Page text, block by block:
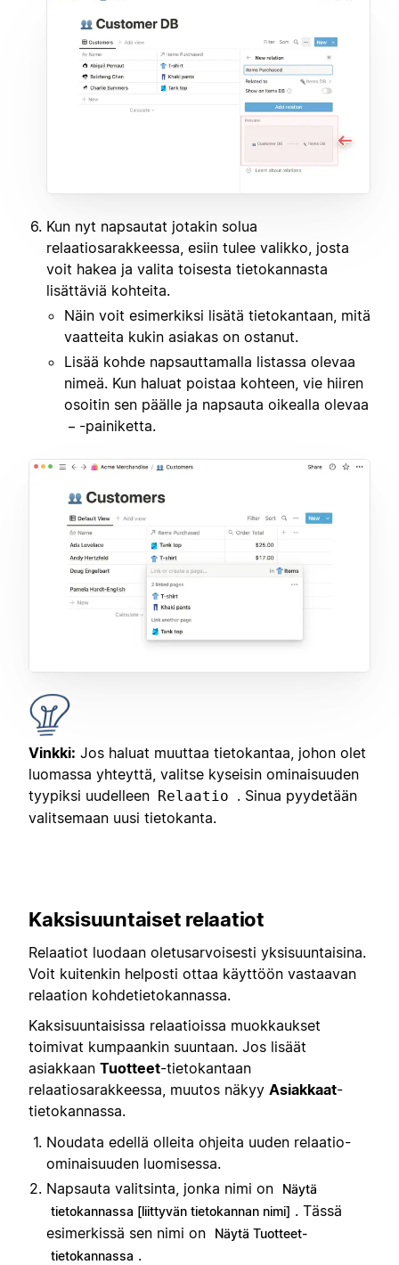
Kun nyt napsautat jotakin solua
relaatiosarakkeessa, esiin tulee valikko, josta
voit hakea ja valita toisesta tietokannasta
lisättäviä kohteita.
Näin voit esimerkiksi lisätä tietokantaan, mitä
vaatteita kukin asiakas on ostanut.
Lisää kohde napsauttamalla listassa olevaa
nimeä. Kun haluat poistaa kohteen, vie hiiren
osoitin sen päälle ja napsauta oikealla olevaa
– -painiketta.
Vinkki: Jos haluat muuttaa tietokantaa, johon olet
luomassa yhteyttä, valitse kyseisin ominaisuuden
tyypiksi uudelleen Relaatio . Sinua pyydetään
valitsemaan uusi tietokanta.
Kaksisuuntaiset relaatiot
Relaatiot luodaan oletusarvoisesti yksisuuntaisina.
Voit kuitenkin helposti ottaa käyttöön vastaavan
relaation kohdetietokannassa.
Kaksisuuntaisissa relaatioissa muokkaukset
toimivat kumpaankin suuntaan. Jos lisäät
asiakkaan Tuotteet-tietokantaan
relaatiosarakkeessa, muutos näkyy Asiakkaat-
tietokannassa.
Noudata edellä olleita ohjeita uuden relaatio-
ominaisuuden luomisessa.
Napsauta valitsinta, jonka nimi on
Näytä
tietokannassa [liittyvän tietokannan nimi] . Tässä
esimerkissä sen nimi on
Näytä Tuotteet-
tietokannassa .